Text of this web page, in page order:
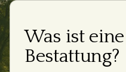
Was ist
Bestattung?